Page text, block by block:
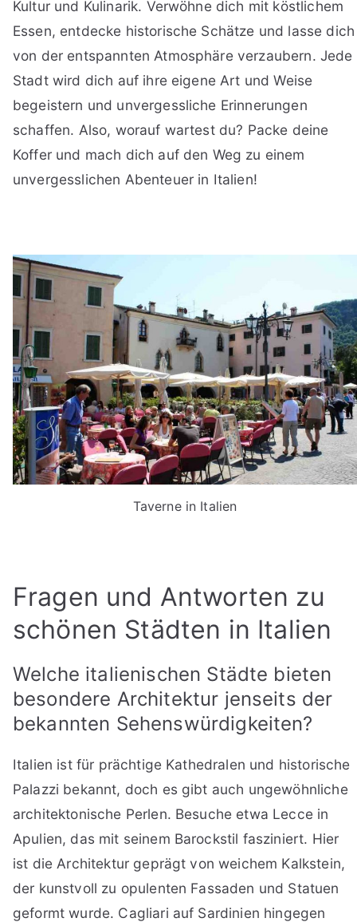
Kultur und Kulinarik. Verwöhne dich mit köstlichem
Essen, entdecke historische Schätze und lasse dich
von der entspannten Atmosphäre verzaubern. Jede
Stadt wird dich auf ihre eigene Art und Weise
begeistern und unvergessliche Erinnerungen
schaffen. Also, worauf wartest du? Packe deine
Koffer und mach dich auf den Weg zu einem
unvergesslichen Abenteuer in Italien!
Taverne in Italien
Fragen und Antworten zu
schönen Städten in Italien
Welche italienischen Städte bieten
besondere Architektur jenseits der
bekannten Sehenswürdigkeiten?
Italien ist für prächtige Kathedralen und historische
Palazzi bekannt, doch es gibt auch ungewöhnliche
architektonische Perlen. Besuche etwa Lecce in
Apulien, das mit seinem Barockstil fasziniert. Hier
ist die Architektur geprägt von weichem Kalkstein,
der kunstvoll zu opulenten Fassaden und Statuen
geformt wurde. Cagliari auf Sardinien hingegen